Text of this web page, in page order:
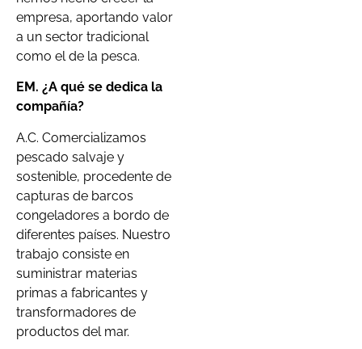
empresa, aportando valor
a un sector tradicional
como el de la pesca.
EM. ¿A qué se dedica la
compañía?
A.C. Comercializamos
pescado salvaje y
sostenible, procedente de
capturas de barcos
congeladores a bordo de
diferentes países. Nuestro
trabajo consiste en
suministrar materias
primas a fabricantes y
transformadores de
productos del mar.